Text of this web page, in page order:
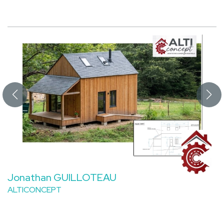
Jonathan GUILLOTEAU
ALTICONCEPT